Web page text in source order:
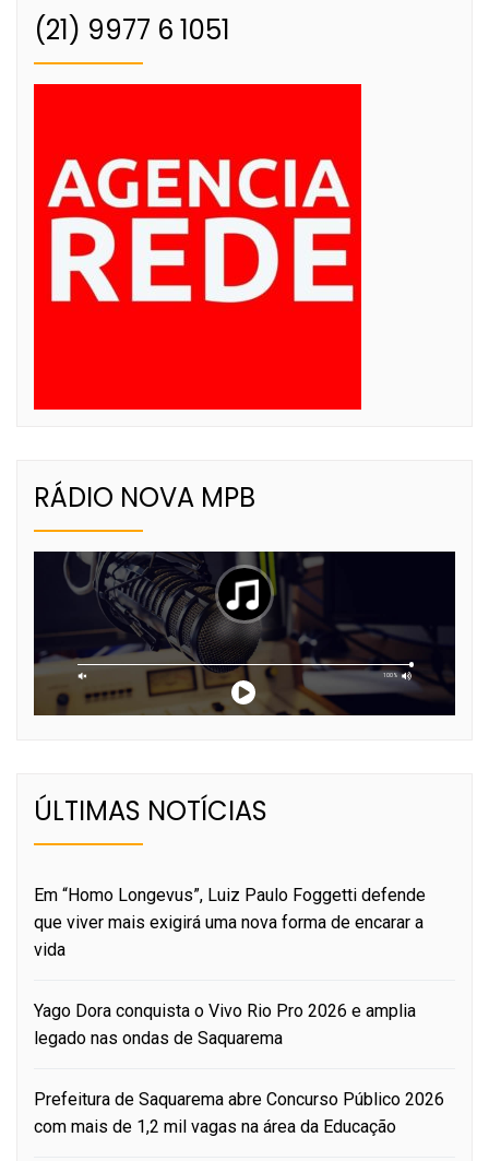
(21) 9977 6 1051
RÁDIO NOVA MPB
ÚLTIMAS NOTÍCIAS
Em “Homo Longevus”, Luiz Paulo Foggetti defende
que viver mais exigirá uma nova forma de encarar a
vida
Yago Dora conquista o Vivo Rio Pro 2026 e amplia
legado nas ondas de Saquarema
Prefeitura de Saquarema abre Concurso Público 2026
com mais de 1,2 mil vagas na área da Educação